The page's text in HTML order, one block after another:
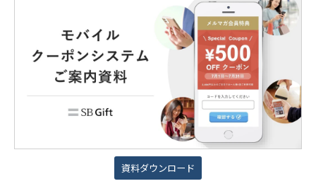
資料ダウンロード